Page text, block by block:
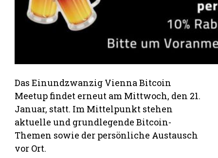
Das Einundzwanzig Vienna Bitcoin
Meetup findet erneut am Mittwoch, den 21.
Januar, statt. Im Mittelpunkt stehen
aktuelle und grundlegende Bitcoin-
Themen sowie der persönliche Austausch
vor Ort.